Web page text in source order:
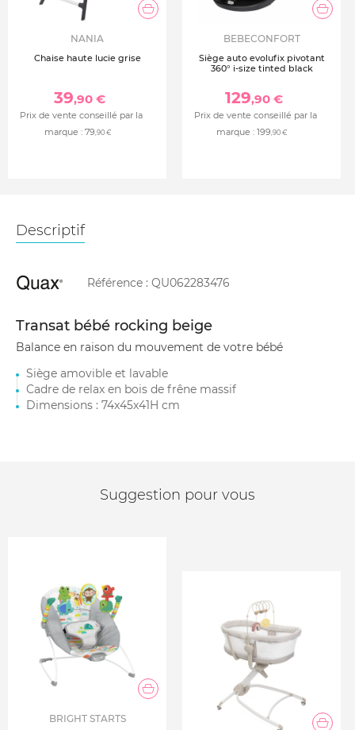
NANIA
Chaise haute lucie grise
39,90 €
Prix de vente conseillé par la
marque : 79,90 €
BEBECONFORT
Siège auto evolufix pivotant
360° i-size tinted black
129,90 €
Prix de vente conseillé par la
marque : 199,90 €
Descriptif
Référence : QU062283476
Transat bébé rocking beige
Balance en raison du mouvement de votre bébé
Siège amovible et lavable
Cadre de relax en bois de frêne massif
Dimensions : 74x45x41H cm
Suggestion pour vous
BRIGHT STARTS